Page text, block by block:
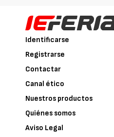
Identificarse
Registrarse
Contactar
Canal ético
Nuestros productos
Quiénes somos
Aviso Legal